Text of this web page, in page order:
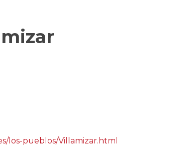
los-pueblos/Villamizar.html